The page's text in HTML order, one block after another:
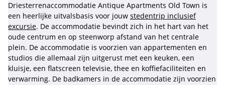
Driesterrenaccommodatie Antique Apartments Old Town is
een heerlijke uitvalsbasis voor jouw stedentrip inclusief
excursie. De accommodatie bevindt zich in het hart van het
oude centrum en op steenworp afstand van het centrale
plein. De accommodatie is voorzien van appartementen en
studios die allemaal zijn uitgerust met een keuken, een
kluisje, een flatscreen televisie, thee en koffiefaciliteiten en
verwarming. De badkamers in de accommodatie zijn voorzien